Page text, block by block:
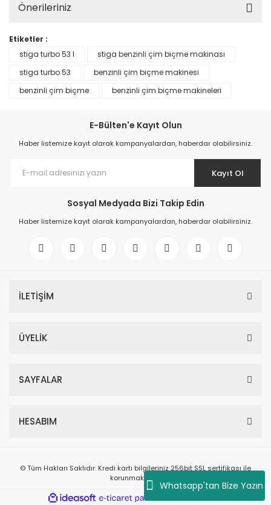
Whatsapp'tan Bize Yazın
Önerileriniz
Etiketler :
stiga turbo 53 l
stiga benzinli çim biçme makinası
stiga turbo 53
benzinli çim biçme makinesi
benzinli çim biçme
benzinli çim biçme makineleri
E-Bülten'e Kayıt Olun
Haber listemize kayıt olarak kampanyalardan, haberdar olabilirsiniz.
Kayıt Ol
Sosyal Medyada Bizi Takip Edin
Haber listemize kayıt olarak kampanyalardan, haberdar olabilirsiniz.
İLETİŞİM
ÜYELİK
SAYFALAR
HESABIM
© Tüm Hakları Saklıdır. Kredi kartı bilgileriniz 256bit SSL sertifikası ile
korunmaktadır.
ideasoft